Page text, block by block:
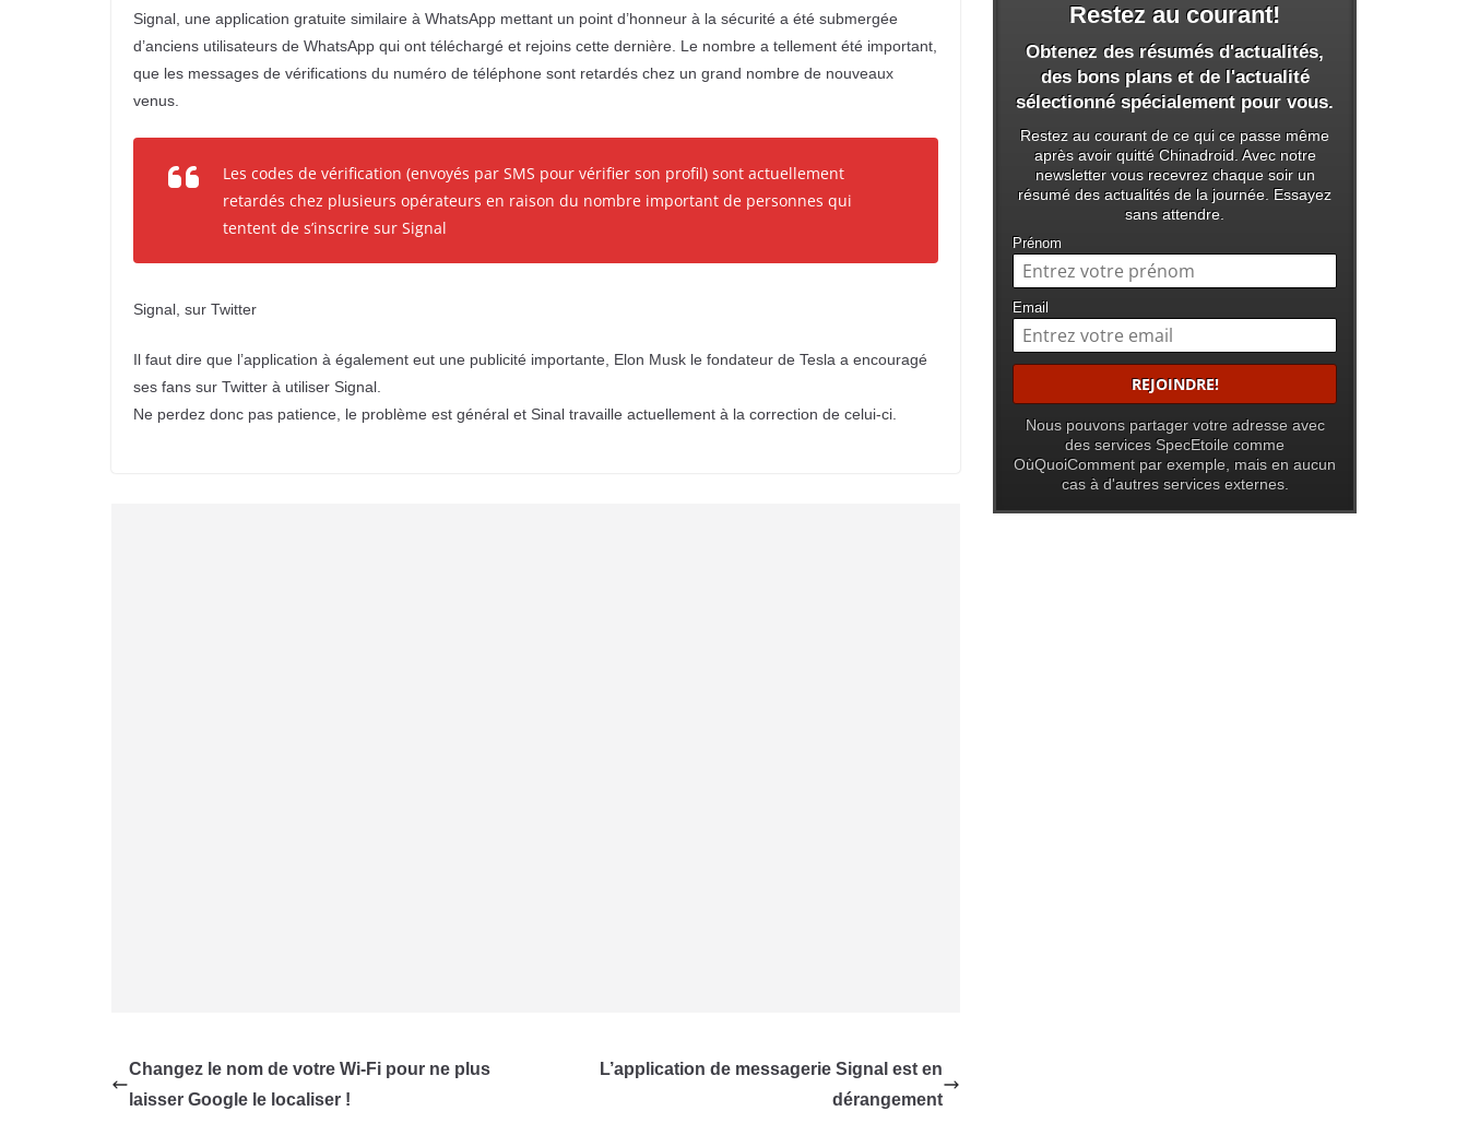
Signal, une application gratuite similaire à WhatsApp mettant un point d’honneur à la sécurité a été submergée
d’anciens utilisateurs de WhatsApp qui ont téléchargé et rejoins cette dernière. Le nombre a tellement été important,
que les messages de vérifications du numéro de téléphone sont retardés chez un grand nombre de nouveaux
venus.
Les codes de vérification (envoyés par SMS pour vérifier son profil) sont actuellement
retardés chez plusieurs opérateurs en raison du nombre important de personnes qui
tentent de s’inscrire sur Signal
Signal, sur Twitter
Il faut dire que l’application à également eut une publicité importante, Elon Musk le fondateur de Tesla a encouragé
ses fans sur Twitter à utiliser Signal.
Ne perdez donc pas patience, le problème est général et Sinal travaille actuellement à la correction de celui-ci.
Changez le nom de votre Wi-Fi pour ne plus
laisser Google le localiser !
L’application de messagerie Signal est en
dérangement
Restez au courant!
Obtenez des résumés d'actualités,
des bons plans et de l'actualité
sélectionné spécialement pour vous.
Restez au courant de ce qui ce passe même
après avoir quitté Chinadroid. Avec notre
newsletter vous recevrez chaque soir un
résumé des actualités de la journée. Essayez
sans attendre.
Prénom
Email
Nous pouvons partager votre adresse avec
des services SpecEtoile comme
OùQuoiComment par exemple, mais en aucun
cas à d'autres services externes.